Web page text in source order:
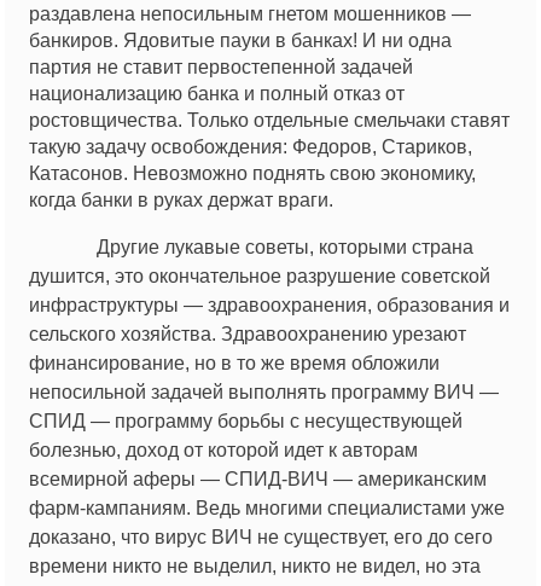
раздавлена непосильным гнетом мошенников —
банкиров. Ядовитые пауки в банках! И ни одна
партия не ставит первостепенной задачей
национализацию банка и полный отказ от
ростовщичества. Только отдельные смельчаки ставят
такую задачу освобождения: Федоров, Стариков,
Катасонов. Невозможно поднять свою экономику,
когда банки в руках держат враги.
Другие лукавые советы, которыми страна
душится, это окончательное разрушение советской
инфраструктуры — здравоохранения, образования и
сельского хозяйства. Здравоохранению урезают
финансирование, но в то же время обложили
непосильной задачей выполнять программу ВИЧ —
СПИД — программу борьбы с несуществующей
болезнью, доход от которой идет к авторам
всемирной аферы — СПИД-ВИЧ — американским
фарм-кампаниям. Ведь многими специалистами уже
доказано, что вирус ВИЧ не существует, его до сего
времени никто не выделил, никто не видел, но эта